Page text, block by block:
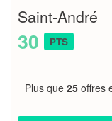
Saint-André
30 PTS
Plus que 25 offres